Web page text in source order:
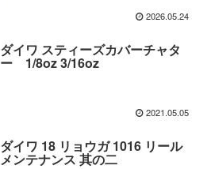
2026.05.24
ダイワ スティーズカバーチャタ
ー 1/8oz 3/16oz
2021.05.05
ダイワ 18 リョウガ 1016 リール
メンテナンス 其の二